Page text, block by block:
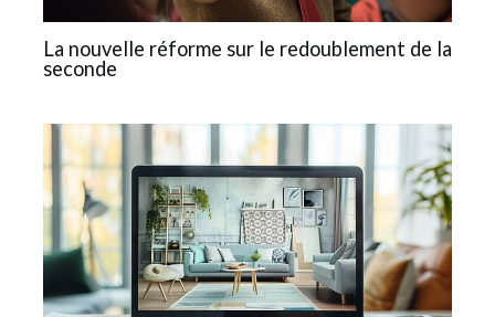
La nouvelle réforme sur le redoublement de la
seconde